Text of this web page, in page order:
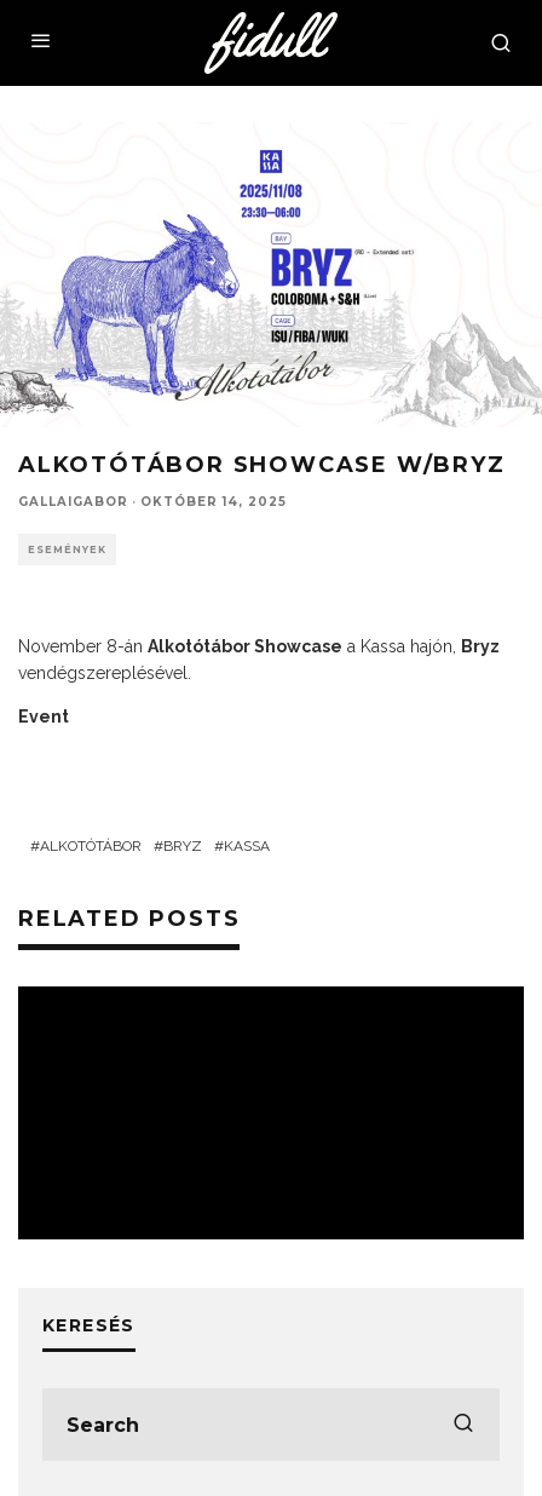
ALKOTÓTÁBOR SHOWCASE W/BRYZ
GALLAIGABOR · OKTÓBER 14, 2025
ESEMÉNYEK
November 8-án Alkotótábor Showcase a Kassa hajón,
Bryz
vendégszereplésével.
Event
ALKOTÓTÁBOR BRYZ KASSA
RELATED POSTS
KERESÉS